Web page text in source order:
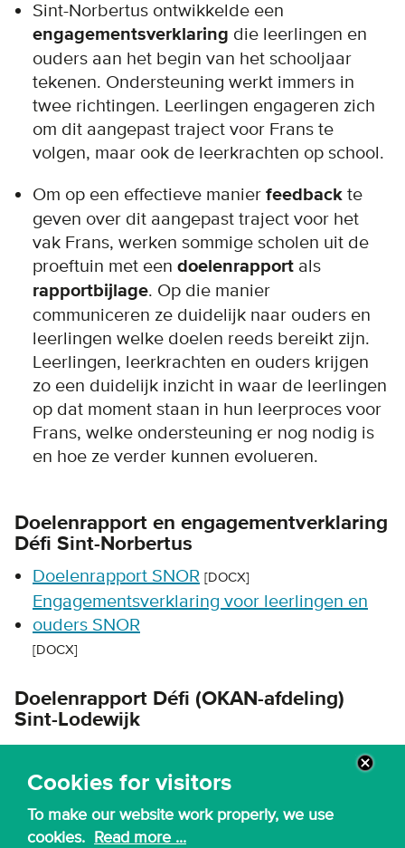
Cookies for visitors
To make our website work properly, we use
cookies. Read more ...
Sint-Norbertus ontwikkelde een
engagementsverklaring die leerlingen en
ouders aan het begin van het schooljaar
tekenen. Ondersteuning werkt immers in
twee richtingen. Leerlingen engageren zich
om dit aangepast traject voor Frans te
volgen, maar ook de leerkrachten op school.
Om op een effectieve manier feedback te
geven over dit aangepast traject voor het
vak Frans, werken sommige scholen uit de
proeftuin met een doelenrapport als
rapportbijlage. Op die manier
communiceren ze duidelijk naar ouders en
leerlingen welke doelen reeds bereikt zijn.
Leerlingen, leerkrachten en ouders krijgen
zo een duidelijk inzicht in waar de leerlingen
op dat moment staan in hun leerproces voor
Frans, welke ondersteuning er nog nodig is
en hoe ze verder kunnen evolueren.
Doelenrapport en engagementverklaring
Défi Sint-Norbertus
Doelenrapport SNOR [DOCX]
Engagementsverklaring voor leerlingen en
ouders SNOR
[DOCX]
Doelenrapport Défi (OKAN-afdeling)
Sint-Lodewijk
Doelenrapport Sint-Lodewijk